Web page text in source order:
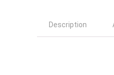
Description